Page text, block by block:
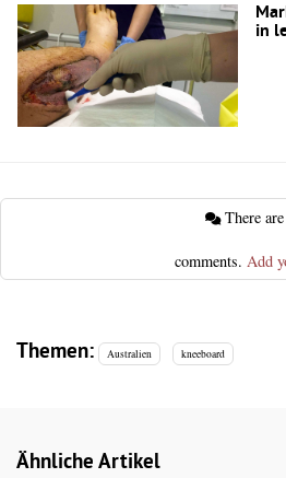
in
comments. Add
Themen: Australien kneeboard
Ähnliche Artikel